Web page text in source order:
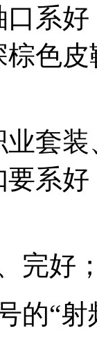
系
色
套
系
完好
的“